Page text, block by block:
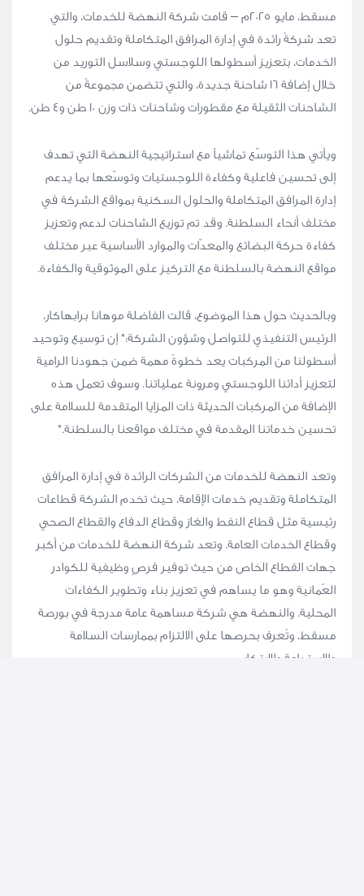
مسقط، مايو 2025م – قامت شركة النهضة للخدمات، والتي
تعد شركةً رائدة في إدارة المرافق المتكاملة وتقديم حلول
الخدمات، بتعزيز أسطولها اللوجستي وسلاسل التوريد من
خلال إضافة 16 شاحنة جديدة، والتي تتضمن مجموعةً من
الشاحنات الثقيلة مع مقطورات وشاحنات ذات وزن 10 طن و4 طن.
ويأتي هذا التوسّع تماشياً مع استراتيجية النهضة التي تهدف
إلى تحسين فاعلية وكفاءة اللوجستيات وتوسّعها بما يدعم
إدارة المرافق المتكاملة والحلول السكنية بمواقع الشركة في
مختلف أنحاء السلطنة. وقد تم توزيع الشاحنات لدعم وتعزيز
كفاءة حركة البضائع والمعدّات والموارد الأساسية عبر مختلف
مواقع النهضة بالسلطنة مع التركيز على الموثوقية والكفاءة.
وبالحديث حول هذا الموضوع، قالت الفاضلة موهانا برابهاكار،
الرئيس التنفيذي للتواصل وشؤون الشركة:" إن توسيع وتوحيد
أسطولنا من المركبات يعد خطوةً مهمة ضمن جهودنا الرامية
لتعزيز أدائنا اللوجستي ومرونة عملياتنا. وسوف تعمل هذه
الإضافة من المركبات الحديثة ذات المزايا المتقدمة للسلامة على
تحسين خدماتنا المقدمة في مختلف مواقعنا بالسلطنة."
وتعد النهضة للخدمات من الشركات الرائدة في إدارة المرافق
المتكاملة وتقديم خدمات الإقامة، حيث تخدم الشركة قطاعات
رئيسية مثل قطاع النفط والغاز وقطاع الدفاع والقطاع الصحي
وقطاع الخدمات العامة. وتعد شركة النهضة للخدمات من أكبر
جهات القطاع الخاص من حيث توفير فرصٍ وظيفية للكوادر
العُمانية وهو ما يساهم في تعزيز بناء وتطوير الكفاءات
المحلية. والنهضة هي شركة مساهمة عامة مدرجة في بورصة
مسقط، وتُعرف بحرصها على الالتزام بممارسات السلامة
والاستدامة والابتكار.